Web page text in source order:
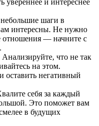
шаги в
интересны. Не нужно
отношения — начните с
Анализируйте, что не так
на этом.
оставить негативный
себя за каждый
Это поможет вам
в будущих